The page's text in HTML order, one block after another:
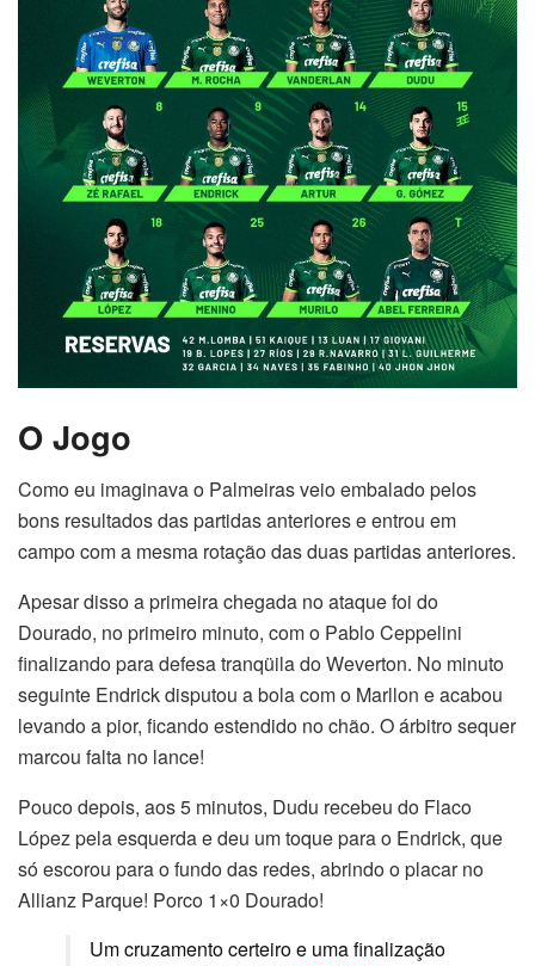
O Jogo
Como eu imaginava o Palmeiras veio embalado pelos
bons resultados das partidas anteriores e entrou em
campo com a mesma rotação das duas partidas anteriores.
Apesar disso a primeira chegada no ataque foi do
Dourado, no primeiro minuto, com o Pablo Ceppelini
finalizando para defesa tranqüila do Weverton. No minuto
seguinte Endrick disputou a bola com o Marllon e acabou
levando a pior, ficando estendido no chão. O árbitro sequer
marcou falta no lance!
Pouco depois, aos 5 minutos, Dudu recebeu do Flaco
López pela esquerda e deu um toque para o Endrick, que
só escorou para o fundo das redes, abrindo o placar no
Allianz Parque! Porco 1×0 Dourado!
Um cruzamento certeiro e uma finalização